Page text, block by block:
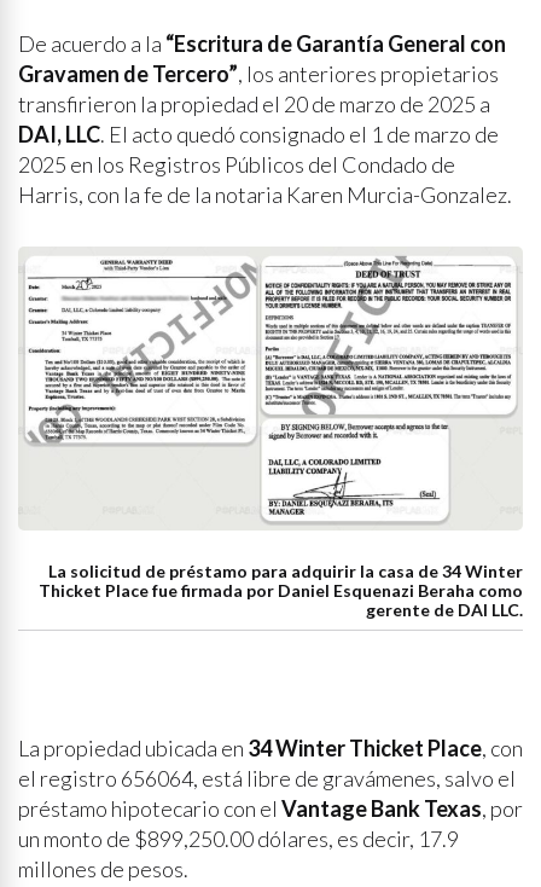
De acuerdo a la “Escritura de Garantía General con
Gravamen de Tercero”, los anteriores propietarios
transfirieron la propiedad el 20 de marzo de 2025 a
DAI, LLC. El acto quedó consignado el 1 de marzo de
2025 en los Registros Públicos del Condado de
Harris, con la fe de la notaria Karen Murcia-Gonzalez.
La solicitud de préstamo para adquirir la casa de 34 Winter
Thicket Place fue firmada por Daniel Esquenazi Beraha como
gerente de DAI LLC.
La propiedad ubicada en 34 Winter Thicket Place, con
el registro 656064, está libre de gravámenes, salvo el
préstamo hipotecario con el Vantage Bank Texas, por
un monto de $899,250.00 dólares, es decir, 17.9
millones de pesos.